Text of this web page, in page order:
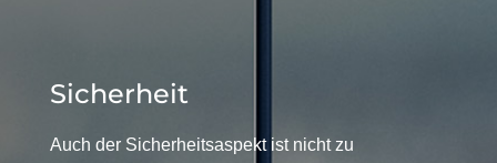
Sicherheit
Auch der Sicherheitsaspekt ist nicht zu